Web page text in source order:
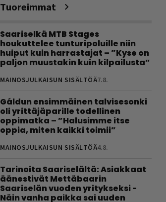
Tuoreimmat
Saariselkä MTB Stages
houkuttelee tunturipoluille niin
huiput kuin harrastajat – ”Kyse on
paljon muustakin kuin kilpailusta”
MAINOSJULKAISUN SISÄLTÖÄ7.8.
Gáldun ensimmäinen talvisesonki
oli yrittäjäparille todellinen
oppimatka – ”Halusimme itse
oppia, miten kaikki toimii”
MAINOSJULKAISUN SISÄLTÖÄ4.8.
Tarinoita Saariselältä: Asiakkaat
äänestivät Mettäbaarin
Saariselän vuoden yritykseksi -
Näin vanha paikka sai uuden